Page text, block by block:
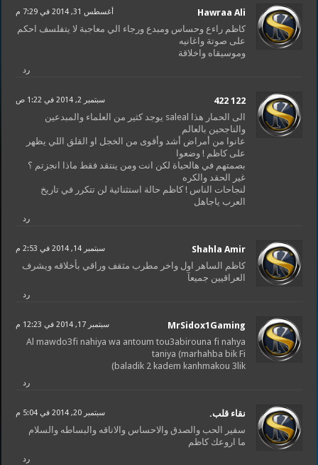
Hawraa Ali أغسطس 31, 2014 في 7:29 م
كاظم راءع وحساس ومبدع ورجاء الي معاجبة لا يتفلسف احكم
على صوتة واغانيه
وموسيقاه واخلاقة
رد
122 422 سبتمبر 2, 2014 في 1:22 ص
الى الحمار هذا saleal يوجد كثير من العلماء والمبدعين
والناجحين بالعالم
عانوا من أمراض أشد وأقوى من الخجل او القلق اللي يظهر
على كاظم ! وضعوا
بصمتهم في هالحياة لكن انت ومن ينتقد فقط ماذا انجزتم ؟
غير الحقد والكره
لنجاحات الناس ! كاظم حالة استثنائية لن تتكرر في تاريخ
العرب ياجاهل
رد
Shahla Amir سبتمبر 14, 2014 في 2:53 م
كاظم الساهر اول واخر مطرب مثقف وراقي بأخلاقه ويشرف
العراقيين جميعآ
رد
MrSidox1Gaming سبتمبر 17, 2014 في 12:23 م
Al mawdo3fi nahiya wa antoum tou3abirouna fi nahya
taniya (marhahba bik Fi
baladik 2 kadem kanhmakou 3lik)
رد
نقاء قلب. سبتمبر 20, 2014 في 5:04 م
سفير الحب والصدق والاحساس والاناقه والبساطه والسلام
ما اروعك كاظم
رد